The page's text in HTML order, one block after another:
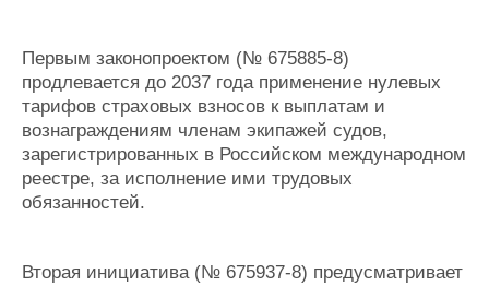
Все службы
Первым законопроектом (№ 675885-8)
продлевается до 2037 года применение нулевых
тарифов страховых взносов к выплатам и
вознаграждениям членам экипажей судов,
зарегистрированных в Российском международном
реестре, за исполнение ими трудовых
обязанностей.
Вторая инициатива (№ 675937-8) предусматривает